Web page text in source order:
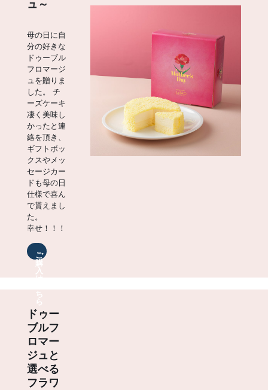
ュ～
母の日に自
分の好きな
ドゥーブル
フロマージ
ュを贈りま
した。 チ
ーズケーキ
凄く美味し
かったと連
絡を頂き、
ギフトボッ
クスやメッ
セージカー
ドも母の日
仕様で喜ん
で貰えまし
た。
幸せ！！！
ご
購
入
は
ち
ら
ドゥー
ブルフ
ロマー
ジュと
選べる
フラワ